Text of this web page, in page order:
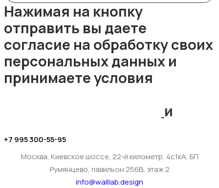
Нажимая на кнопку
отправить вы даете
согласие на обработку своих
персональных данных и
принимаете условия
и
+7 995 300-55-95
Москва, Киевское шоссе, 22-й километр, 4с1кА, БП
Румянцево, павильон 256В, этаж 2
info@walllab.design